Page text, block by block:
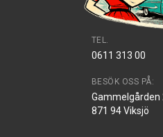
TEL.
0611 313 00
BESÖK OSS PÅ:
Gammelgården
871 94 Viksjö